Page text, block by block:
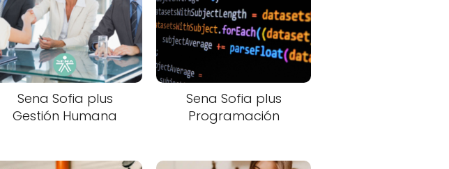
Sena Sofia plus
Gestión Humana
Sena Sofia plus
Programación